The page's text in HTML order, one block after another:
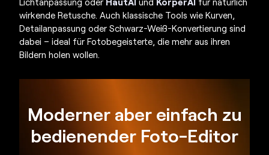
wirkende Retusche. Auch klassische Tools wie Kurven,
Detailanpassung oder Schwarz-Weiß-Konvertierung sind
dabei – ideal für Fotobegeisterte, die mehr aus ihren
Bildern holen wollen.
Moderner aber einfach zu
bedienender Foto-Editor